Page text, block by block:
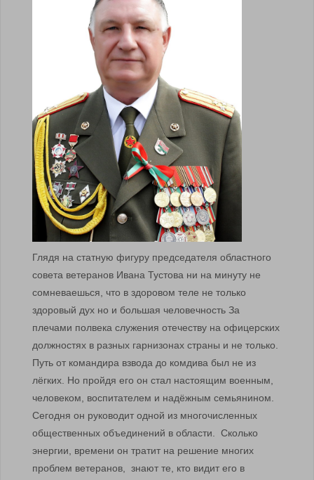
Глядя на статную фигуру председателя областного
совета ветеранов Ивана Тустова ни на минуту не
сомневаешься, что в здоровом теле не только
здоровый дух но и большая человечность За
плечами полвека служения отечеству на офицерских
должностях в разных гарнизонах страны и не только.
Путь от командира взвода до комдива был не из
лёгких. Но пройдя его он стал настоящим военным,
человеком, воспитателем и надёжным семьянином.
Сегодня он руководит одной из многочисленных
общественных объединений в области. Сколько
энергии, времени он тратит на решение многих
проблем ветеранов, знают те, кто видит его в